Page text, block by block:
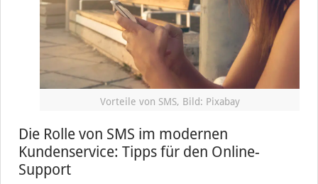
Vorteile von SMS, Bild: Pixabay
Die Rolle von SMS im modernen
Kundenservice: Tipps für den Online-
Support